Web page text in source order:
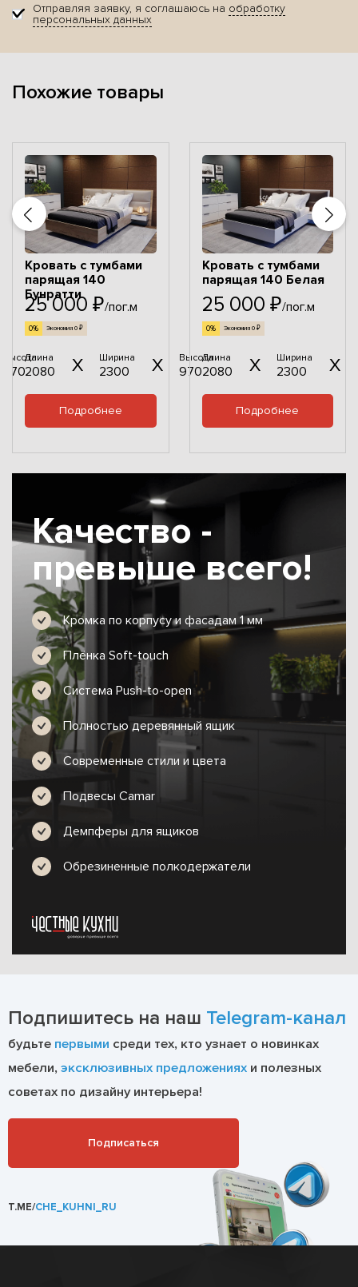
Отправляя заявку, я соглашаюсь на обработку
персональных данных
Похожие товары
Высота
970
Кровать с тумбами
парящая 140
Бунратти
25 000 ₽/пог.м
0% Экономия 0 ₽
Длина
2080
Ширина
2300
Высота
970
Подробнее
Кровать с тумбами
парящая 140 Белая
25 000 ₽/пог.м
0% Экономия 0 ₽
Длина
2080
Ширина
2300
Подробнее
Качество -
превыше всего!
Кромка по корпусу и фасадам 1 мм
Плёнка Soft-touch
Система Push-to-open
Полностью деревянный ящик
Современные стили и цвета
Подвесы Camar
Демпферы для ящиков
Обрезиненные полкодержатели
Подпишитесь на наш Telegram-канал
будьте первыми среди тех, кто узнает о новинках
мебели, эксклюзивных предложениях и полезных
советах по дизайну интерьера!
Подписаться
T.ME/CHE_KUHNI_RU